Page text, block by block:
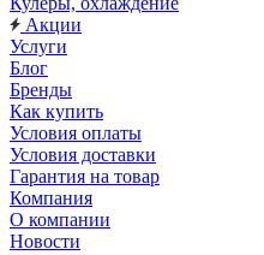
Акции
Услуги
Блог
Бренды
Как купить
Условия оплаты
Условия доставки
Гарантия на товар
Компания
О компании
Новости